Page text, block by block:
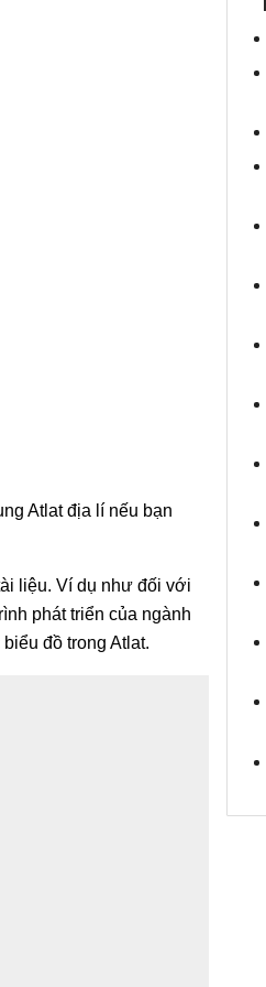
Atlat địa lí nếu bạn
liệu. Ví dụ như đối với
phát triển của ngành
đồ trong Atlat.